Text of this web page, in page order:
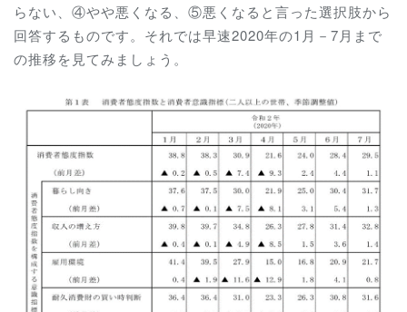
らない、④やや悪くなる、⑤悪くなると言った選択肢から
回答するものです。それでは早速2020年の1月－7月まで
の推移を見てみましょう。